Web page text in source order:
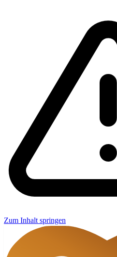
Zum Inhalt springen